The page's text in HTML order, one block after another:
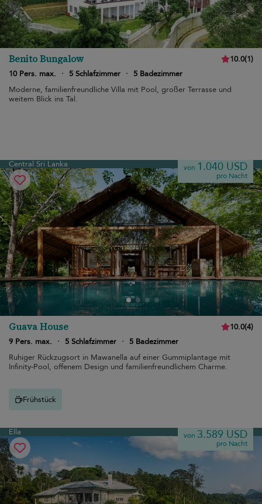
Benito Bungalow 10.0(1)
10 Pers. max.
· 5 Schlafzimmer ·
5 Badezimmer
Moderne, familienfreundliche Villa mit Pool, großer Terrasse und
weitem Blick ins Tal.
Central Sri Lanka von 1.040 USD
pro Nacht
Guava House 10.0(4)
9 Pers. max.
· 5 Schlafzimmer ·
5 Badezimmer
Ruhiger Rückzugsort in Mawanella auf einer Gummiplantage mit
Infinity-Pool, offenem Design und familienfreundlichem Charme.
Frühstück
Ella von 3.589 USD
pro Nacht